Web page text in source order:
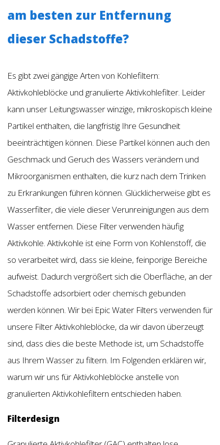
am besten zur Entfernung
dieser Schadstoffe?
Es gibt zwei gängige Arten von Kohlefiltern:
Aktivkohleblöcke und granulierte Aktivkohlefilter. Leider
kann unser Leitungswasser winzige, mikroskopisch kleine
Partikel enthalten, die langfristig Ihre Gesundheit
beeinträchtigen können. Diese Partikel können auch den
Geschmack und Geruch des Wassers verändern und
Mikroorganismen enthalten, die kurz nach dem Trinken
zu Erkrankungen führen können. Glücklicherweise gibt es
Wasserfilter, die viele dieser Verunreinigungen aus dem
Wasser entfernen. Diese Filter verwenden häufig
Aktivkohle. Aktivkohle ist eine Form von Kohlenstoff, die
so verarbeitet wird, dass sie kleine, feinporige Bereiche
aufweist. Dadurch vergrößert sich die Oberfläche, an der
Schadstoffe adsorbiert oder chemisch gebunden
werden können. Wir bei Epic Water Filters verwenden für
unsere Filter Aktivkohleblöcke, da wir davon überzeugt
sind, dass dies die beste Methode ist, um Schadstoffe
aus Ihrem Wasser zu filtern. Im Folgenden erklären wir,
warum wir uns für Aktivkohleblöcke anstelle von
granulierten Aktivkohlefiltern entschieden haben.
Filterdesign